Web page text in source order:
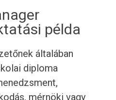
példa
általában
diploma
mérnöki vagy